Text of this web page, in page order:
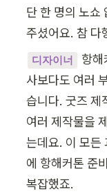
단 한 명의 노쇼
주셨어요. 참 다
디자이너
항
사보다도 여러
습니다. 굿즈 제
여러 제작물을
는데요. 이 모든
에 항해커톤 준
복잡했죠.